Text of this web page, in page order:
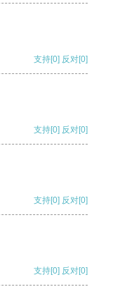
支持[0] 反对[0]
支持[0] 反对[0]
支持[0] 反对[0]
支持[0] 反对[0]